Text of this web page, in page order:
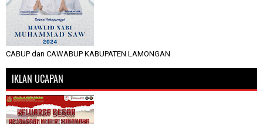
CABUP dan CAWABUP KABUPATEN LAMONGAN
IKLAN UCAPAN